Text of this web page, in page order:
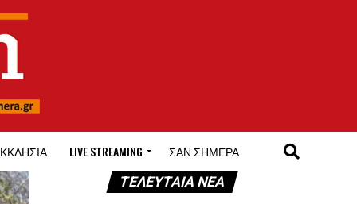
LIVE STREAMING ΣΑΝ ΣΉΜΕΡΑ
ΤΕΛΕΥΤΑΊΑ ΝΈΑ